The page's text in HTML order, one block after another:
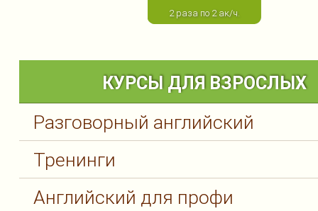
КУРСЫ ДЛЯ ВЗРОСЛЫХ
Разговорный английский
Тренинги
Английский для профи
2 раза по 2 ак/ч.